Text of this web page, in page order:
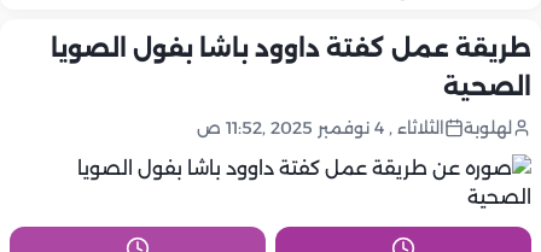
طريقة عمل كفتة داوود باشا بفول الصويا
الصحية
لهلوبة الثلاثاء , 4 نوفمبر 2025 ,11:52 ص